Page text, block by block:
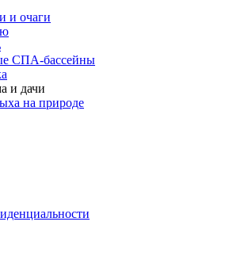
и очаги
СПА-бассейны
и дачи
на природе